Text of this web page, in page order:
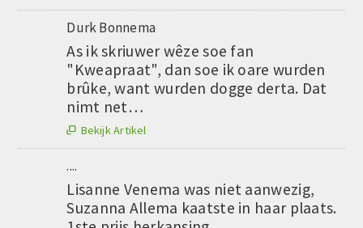
Durk Bonnema
As ik skriuwer wêze soe fan
"Kweapraat", dan soe ik oare wurden
brûke, want wurden dogge derta. Dat
nimt net…
 Bekijk Artikel
....
Lisanne Venema was niet aanwezig,
Suzanna Allema kaatste in haar plaats.